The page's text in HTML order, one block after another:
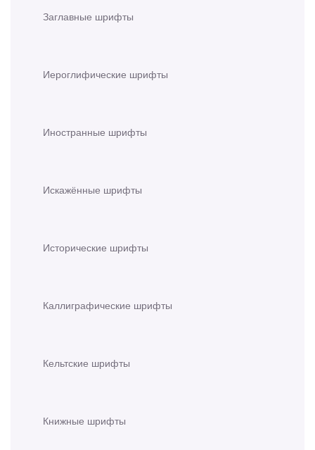
Заглавные шрифты
Иероглифические шрифты
Иностранные шрифты
Искажённые шрифты
Исторические шрифты
Каллиграфические шрифты
Кельтские шрифты
Книжные шрифты